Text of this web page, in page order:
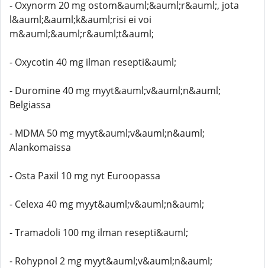
- Oxynorm 20 mg ostom&auml;&auml;r&auml;, jota
l&auml;&auml;k&auml;risi ei voi
m&auml;&auml;r&auml;t&auml;
- Oxycotin 40 mg ilman resepti&auml;
- Duromine 40 mg myyt&auml;v&auml;n&auml;
Belgiassa
- MDMA 50 mg myyt&auml;v&auml;n&auml;
Alankomaissa
- Osta Paxil 10 mg nyt Euroopassa
- Celexa 40 mg myyt&auml;v&auml;n&auml;
- Tramadoli 100 mg ilman resepti&auml;
- Rohypnol 2 mg myyt&auml;v&auml;n&auml;